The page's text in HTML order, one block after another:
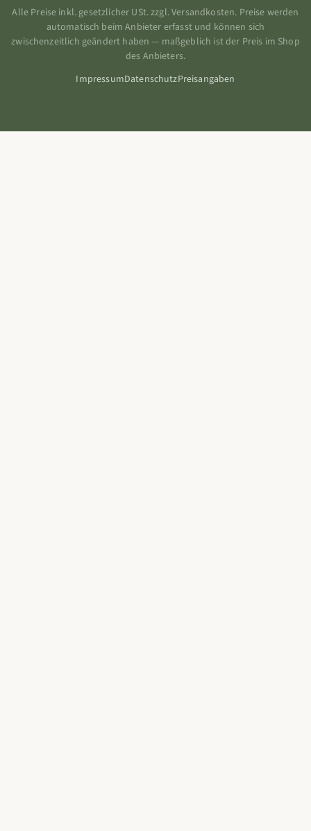
Alle Preise inkl. gesetzlicher USt. zzgl. Versandkosten. Preise werden
automatisch beim Anbieter erfasst und können sich
zwischenzeitlich geändert haben — maßgeblich ist der Preis im Shop
des Anbieters.
ImpressumDatenschutzPreisangaben